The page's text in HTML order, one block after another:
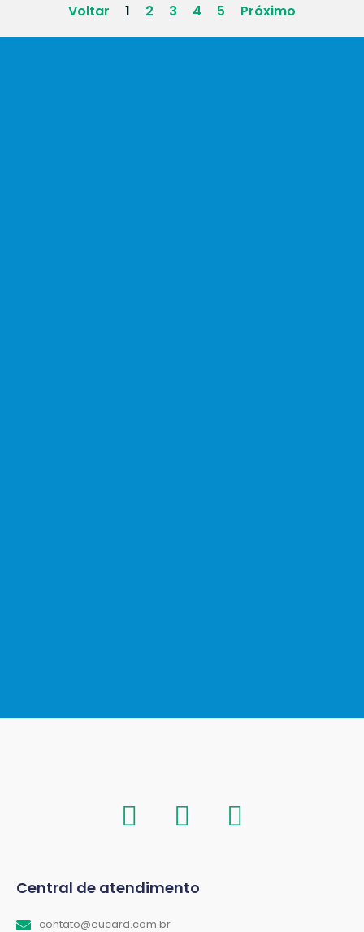
Voltar 1 2 3 4 5 Próximo
Central de atendimento
contato@eucard.com.br